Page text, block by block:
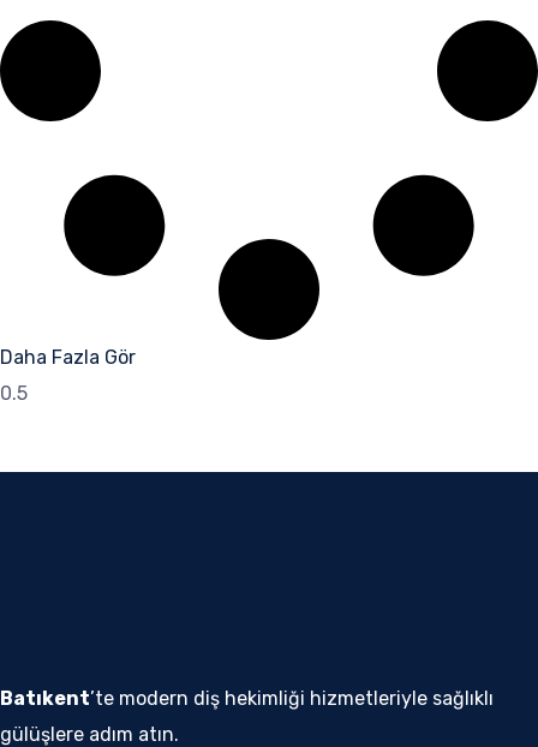
Daha Fazla Gör
Batıkent’te modern diş hekimliği hizmetleriyle sağlıklı
gülüşlere adım atın.